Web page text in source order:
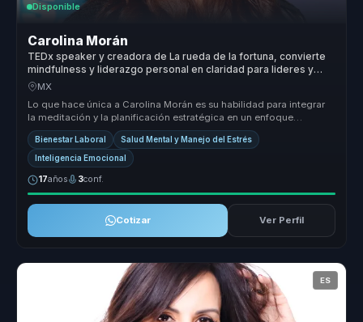
Disponible
Carolina Morán
TEDx speaker y creadora de La rueda de la fortuna, convierte
mindfulness y liderazgo personal en claridad para lideres y
equipos.
MX
Lo que hace única a Carolina Morán es su habilidad para integrar
la meditación y la planificación estratégica en un enfoque
cohesivo que ...
Bienestar Laboral Salud Mental y Manejo del Estrés
Inteligencia Emocional
17años 3conf.
Cotizar Ver Perfil
ES